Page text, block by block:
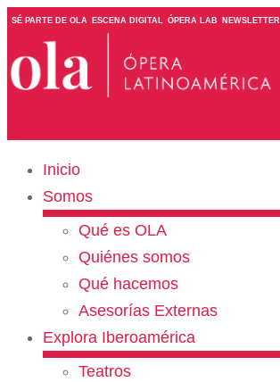
SÉ PARTE DE OLA ESCENA DIGITAL ÓPERA LAB NEWSLETTER
Inicio
Somos
Qué es OLA
Quiénes somos
Qué hacemos
Asesorías Externas
Explora Iberoamérica
Teatros